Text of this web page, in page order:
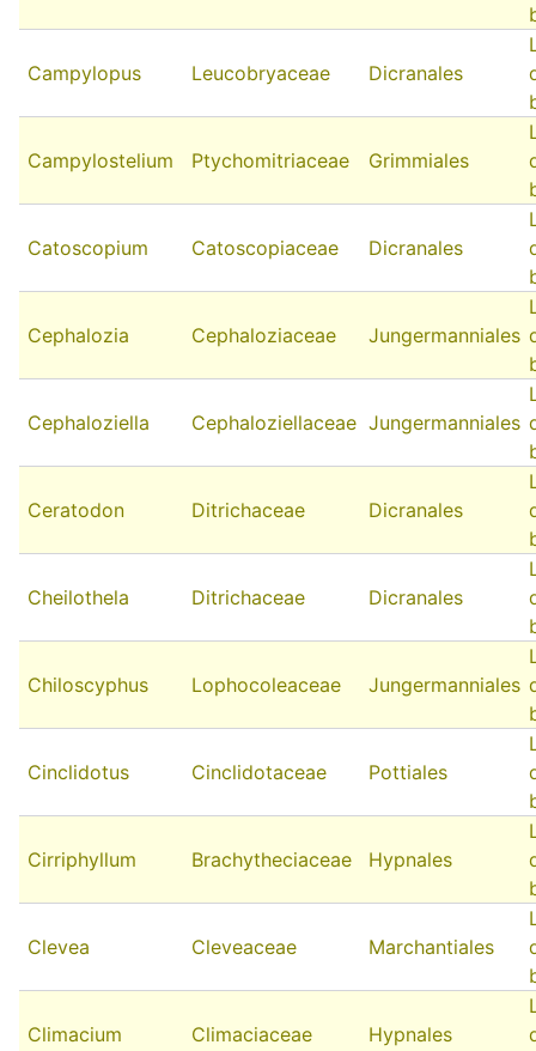
Campylopus Leucobryaceae Dicranales
Campylostelium Ptychomitriaceae Grimmiales
Catoscopium Catoscopiaceae Dicranales
Cephalozia Cephaloziaceae Jungermanniales
Cephaloziella Cephaloziellaceae Jungermanniales
Ceratodon Ditrichaceae Dicranales
Cheilothela Ditrichaceae Dicranales
Chiloscyphus Lophocoleaceae Jungermanniales
Cinclidotus Cinclidotaceae Pottiales
Cirriphyllum Brachytheciaceae Hypnales
Clevea Cleveaceae Marchantiales
Climacium Climaciaceae Hypnales